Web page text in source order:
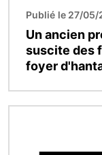
Publié le 27/05/
Un ancien
suscite des
foyer